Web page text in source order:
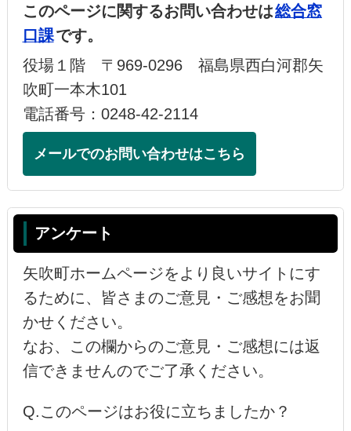
このページに関するお問い合わせは総合窓
口課です。
役場１階 〒969-0296 福島県西白河郡矢
吹町一本木101
電話番号：0248-42-2114
メールでのお問い合わせはこちら
アンケート
矢吹町ホームページをより良いサイトにす
るために、皆さまのご意見・ご感想をお聞
かせください。
なお、この欄からのご意見・ご感想には返
信できませんのでご了承ください。
Q.このページはお役に立ちましたか？